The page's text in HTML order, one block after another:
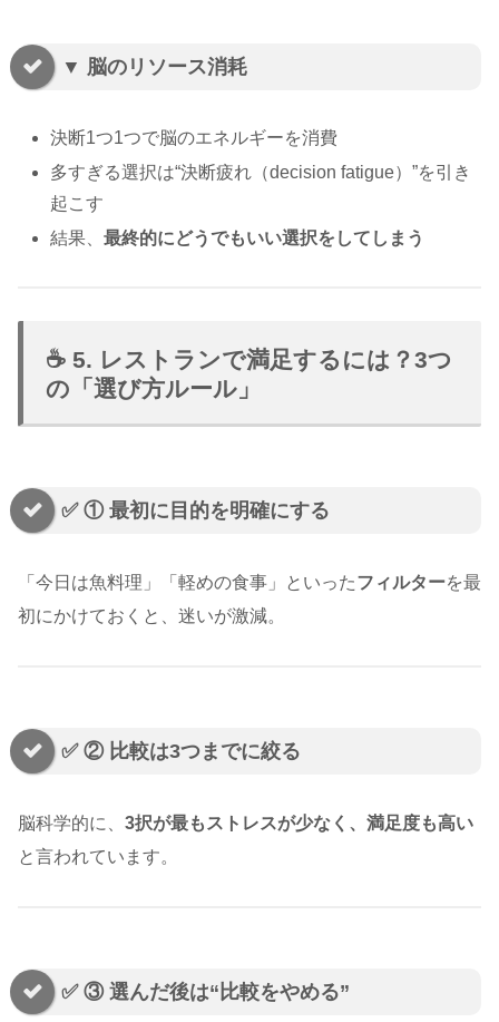
▼ 脳のリソース消耗
決断1つ1つで脳のエネルギーを消費
多すぎる選択は“決断疲れ（decision fatigue）”を引き
起こす
結果、最終的にどうでもいい選択をしてしまう
☕ 5. レストランで満足するには？3つ
の「選び方ルール」
✅ ① 最初に目的を明確にする
「今日は魚料理」「軽めの食事」といったフィルターを最
初にかけておくと、迷いが激減。
✅ ② 比較は3つまでに絞る
脳科学的に、 3択が最もストレスが少なく、満足度も高い
と言われています。
✅ ③ 選んだ後は“比較をやめる”